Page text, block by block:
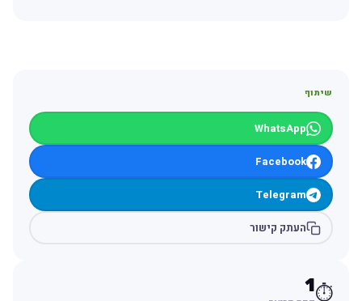
שיתוף
WhatsApp
Facebook
Telegram
העתק קישור
⏱️
1